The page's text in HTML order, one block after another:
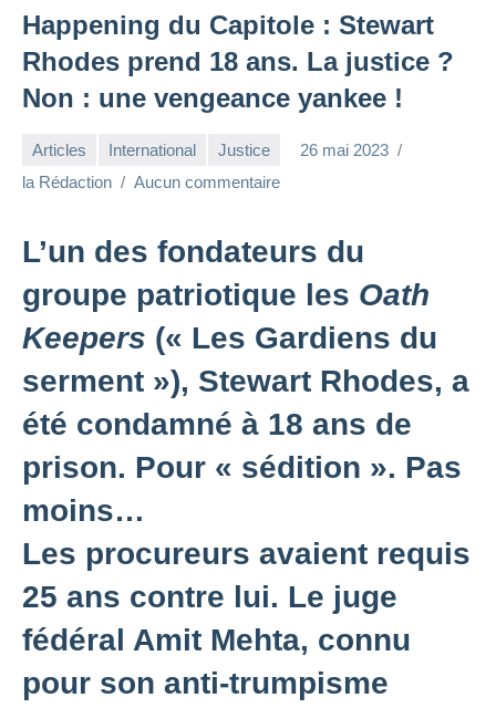
Happening du Capitole : Stewart
Rhodes prend 18 ans. La justice ?
Non : une vengeance yankee !
Articles International Justice
26 mai 2023
la Rédaction
Aucun commentaire
L’un des fondateurs du
groupe patriotique les Oath
Keepers (« Les Gardiens du
serment »), Stewart Rhodes, a
été condamné à 18 ans de
prison. Pour « sédition ». Pas
moins…
Les procureurs avaient requis
25 ans contre lui. Le juge
fédéral Amit Mehta, connu
pour son anti-trumpisme